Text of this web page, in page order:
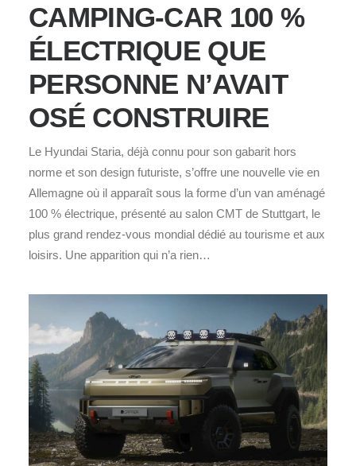
CAMPING‑CAR 100 %
ÉLECTRIQUE QUE
PERSONNE N’AVAIT
OSÉ CONSTRUIRE
Le Hyundai Staria, déjà connu pour son gabarit hors
norme et son design futuriste, s’offre une nouvelle vie en
Allemagne où il apparaît sous la forme d’un van aménagé
100 % électrique, présenté au salon CMT de Stuttgart, le
plus grand rendez‑vous mondial dédié au tourisme et aux
loisirs. Une apparition qui n’a rien…